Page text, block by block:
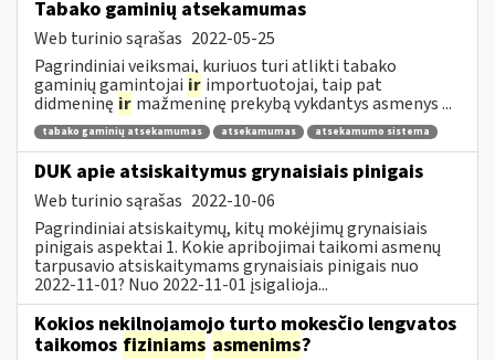
Tabako gaminių atsekamumas
Web turinio sąrašas 2022-05-25
Pagrindiniai veiksmai, kuriuos turi atlikti tabako
gaminių gamintojai ir importuotojai, taip pat
didmeninę ir mažmeninę prekybą vykdantys asmenys ...
tabako gaminių atsekamumas atsekamumas atsekamumo sistema
DUK apie atsiskaitymus grynaisiais pinigais
Web turinio sąrašas 2022-10-06
Pagrindiniai atsiskaitymų, kitų mokėjimų grynaisiais
pinigais aspektai 1. Kokie apribojimai taikomi asmenų
tarpusavio atsiskaitymams grynaisiais pinigais nuo
2022-11-01? Nuo 2022-11-01 įsigalioja...
Kokios nekilnojamojo turto mokesčio lengvatos
taikomos fiziniams asmenims?